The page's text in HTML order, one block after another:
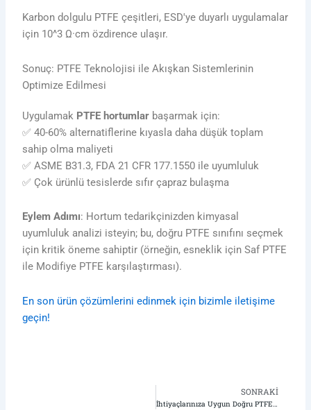
Karbon dolgulu PTFE çeşitleri, ESD'ye duyarlı uygulamalar
için 10^3 Ω·cm özdirence ulaşır.
Sonuç: PTFE Teknolojisi ile Akışkan Sistemlerinin
Optimize Edilmesi
Uygulamak PTFE hortumlar başarmak için:
✅ 40-60% alternatiflerine kıyasla daha düşük toplam
sahip olma maliyeti
✅ ASME B31.3, FDA 21 CFR 177.1550 ile uyumluluk
✅ Çok ürünlü tesislerde sıfır çapraz bulaşma
Eylem Adımı: Hortum tedarikçinizden kimyasal
uyumluluk analizi isteyin; bu, doğru PTFE sınıfını seçmek
için kritik öneme sahiptir (örneğin, esneklik için Saf PTFE
ile Modifiye PTFE karşılaştırması).
En son ürün çözümlerini edinmek için bizimle iletişime
geçin!
SONRAKI
İhtiyaçlarınıza Uygun Doğru PTFE Hortumu Nasıl Seçersiniz?